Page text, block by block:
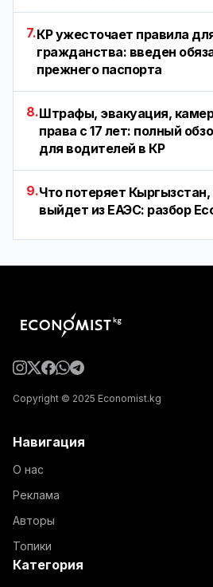
7.КР ужесточает правила
гражданства: введен
прежнего паспорта
8.Штрафы, эвакуация,
права с 17 лет: полный
для водителей в КР
9.Что потеряет
выйдет из ЕАЭС: разбор
Copyright © 2025 Economist.kg
Навигация
О нас
Реклама
Авторы
Топики
Категория